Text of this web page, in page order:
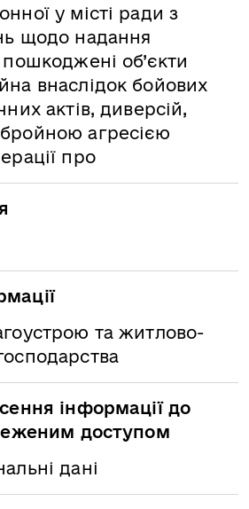
у місті ради з
щодо надання
пошкоджені об’єкти
внаслідок бойових
актів, диверсій,
агресією
про
та житлово-
інформації до
доступом
дані